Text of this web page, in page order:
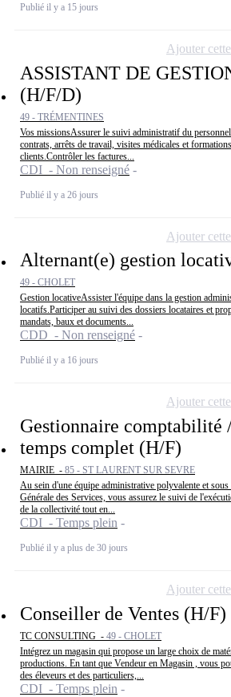
Publié il y a 15 jours
ASSISTANT DE
(H/F/D)
49 - TRÉMENTINES
Vos missionsAssurer le suivi administratif du
contrats, arrêts de travail, visites médicales et
clients.Contrôler les factures...
CDI - Non renseigné
Publié il y a 26 jours
Ajouter
Alternant(e) gestion
49 - CHOLET
Gestion locativeAssister l'équipe dans la gestion
locatifs.Participer au suivi des dossiers locataires et
mandats, baux et documents...
CDD - Non renseigné
Publié il y a 16 jours
Ajouter
Gestionnaire comptabilité
temps complet (H/F)
MAIRIE - 85 - ST LAURENT SUR SEVRE
Au sein d'une équipe administrative polyvalente et
Générale des Services, vous assurez le suivi de
de la collectivité tout en...
CDI - Temps plein
Publié il y a plus de 30 jours
Ajouter
Conseiller de Ventes (H/F)
TC CONSULTING - 49 - CHOLET
Intégrez un magasin qui propose un large choix de
productions. En tant que Vendeur en Magasin , vous
des éleveurs et des particuliers,...
CDI - Temps plein
Ajouter